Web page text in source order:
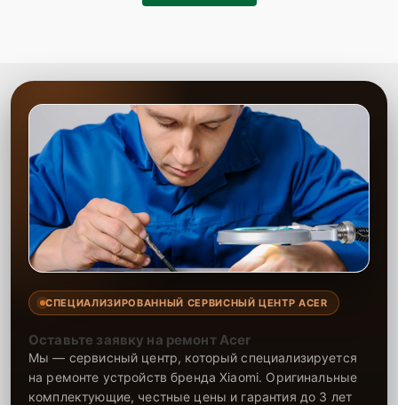
СПЕЦИАЛИЗИРОВАННЫЙ СЕРВИСНЫЙ ЦЕНТР ACER
Оставьте заявку на ремонт Acer
Мы — сервисный центр, который специализируется
на ремонте устройств бренда Xiaomi. Оригинальные
комплектующие, честные цены и гарантия до 3 лет